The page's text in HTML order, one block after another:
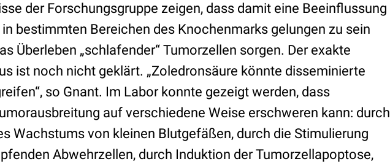
der Forschungsgruppe zeigen, dass damit eine Beeinflussung
bestimmten Bereichen des Knochenmarks gelungen zu sein
Überleben „schlafender“ Tumorzellen sorgen. Der exakte
ist noch nicht geklärt. „Zoledronsäure könnte disseminierte
so Gnant. Im Labor konnte gezeigt werden, dass
auf verschiedene Weise erschweren kann: durch
Wachstums von kleinen Blutgefäßen, durch die Stimulierung
Abwehrzellen, durch Induktion der Tumorzellapoptose,